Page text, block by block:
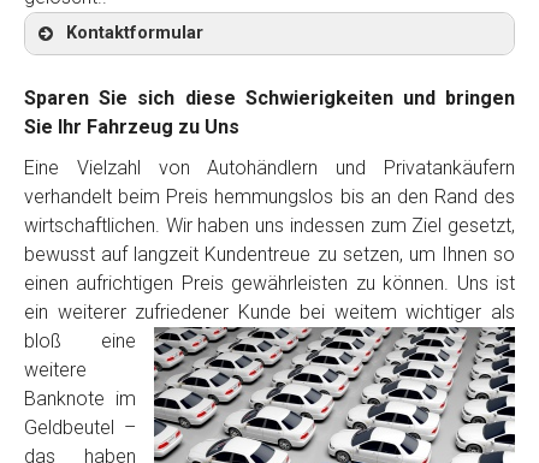
Kontaktformular
Kontaktformular
Marke*
Model*
Baujahr
Sparen Sie sich diese Schwierigkeiten und bringen
Sie Ihr Fahrzeug zu Uns
Eine Vielzahl von Autohändlern und Privatankäufern
verhandelt beim Preis hemmungslos bis an den Rand des
wirtschaftlichen. Wir haben uns indessen zum Ziel gesetzt,
bewusst auf langzeit Kundentreue zu setzen, um Ihnen so
einen aufrichtigen Preis gewährleisten zu können. Uns ist
ein weiterer zufriedener Kunde bei weitem wichtiger als
bloß eine
weitere
Banknote im
Geldbeutel –
das haben